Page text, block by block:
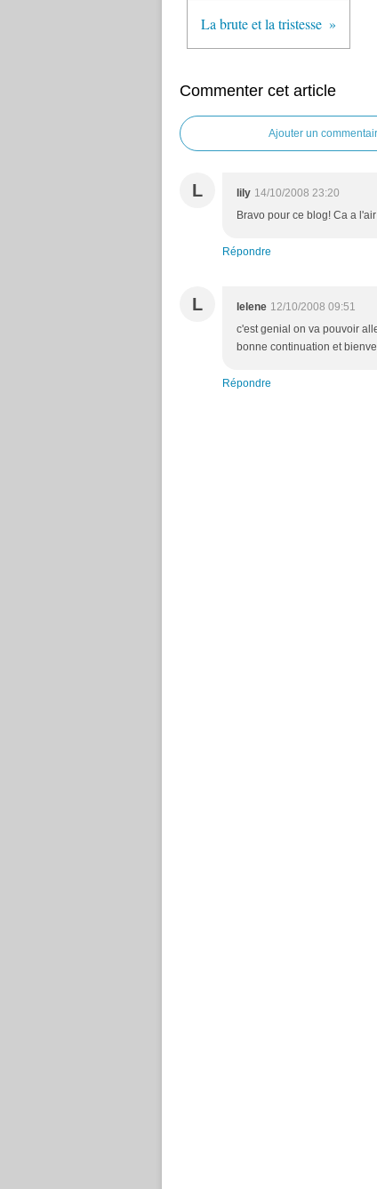
La brute et la tristesse
Commenter cet article
Ajouter un
L lily 14/10/2008 23:20
Bravo pour ce blog! Ca a
Répondre
L lelene 12/10/2008 09:51
c'est genial on va pouvoir
bonne continuation et
Répondre